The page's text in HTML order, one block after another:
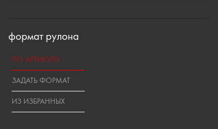
формат рулона
ПО АРТИКУЛУ
ЗАДАТЬ ФОРМАТ
ИЗ ИЗБРАННЫХ